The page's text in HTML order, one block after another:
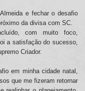
e fechar o desafio
da divisa com SC.
com muito foco,
a satisfação do sucesso,
Criador.
em minha cidade natal,
que me fizeram retornar